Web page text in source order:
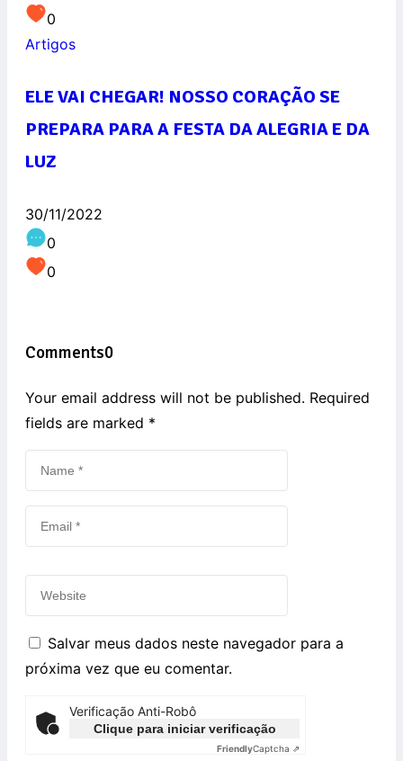
0
Artigos
ELE VAI CHEGAR! NOSSO CORAÇÃO SE
PREPARA PARA A FESTA DA ALEGRIA E DA
LUZ
30/11/2022
0
0
Comments0
Your email address will not be published. Required
fields are marked *
Salvar meus dados neste navegador para a
próxima vez que eu comentar.
Verificação Anti-Robô
Clique para iniciar verificação
FriendlyCaptcha ⇗